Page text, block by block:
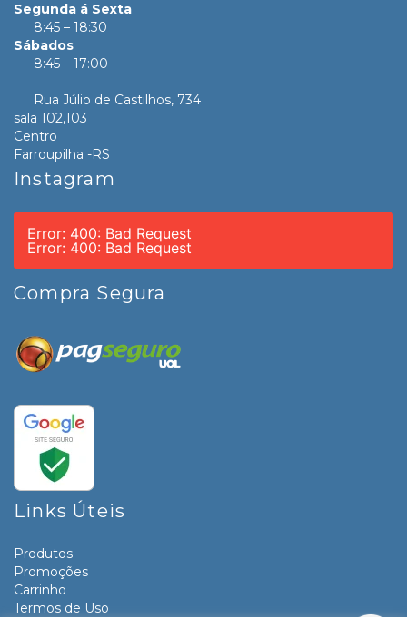
Segunda á Sexta
8:45 – 18:30
Sábados
8:45 – 17:00
Rua Júlio de Castilhos, 734
sala 102,103
Centro
Farroupilha -RS
Instagram
Error: 400: Bad Request
Error: 400: Bad Request
Compra Segura
Links Úteis
Produtos
Promoções
Carrinho
Termos de Uso